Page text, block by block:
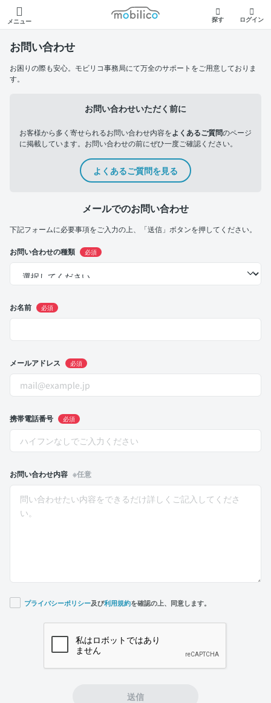
メニュー
モビリコ
探す ログイン
お問い合わせ
お困りの際も安心。モビリコ事務局にて万全のサポートをご用意しておりま
す。
お問い合わせいただく前に
お客様から多く寄せられるお問い合わせ内容をよくあるご質問のページ
に掲載しています。お問い合わせの前にぜひ一度ご確認ください。
よくあるご質問を見る
メールでのお問い合わせ
下記フォームに必要事項をご入力の上、「送信」ボタンを押してください。
お問い合わせの種類 必須
お名前 必須
メールアドレス 必須
携帯電話番号 必須
お問い合わせ内容 ※任意
プライバシーポリシー及び利用規約を確認の上、同意します。
送信